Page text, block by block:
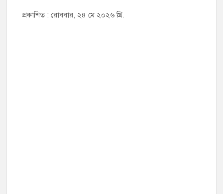
প্রকাশিত : রোববার, ২৪ মে ২০২৬ খ্রি.